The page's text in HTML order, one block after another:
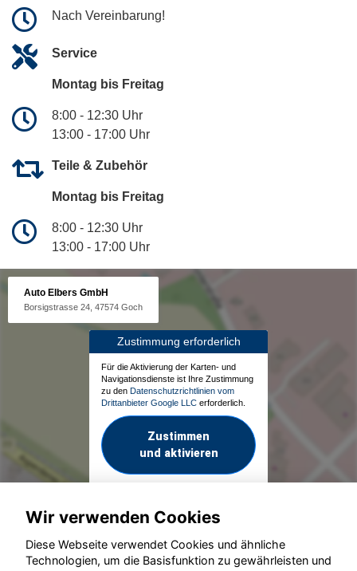
Nach Vereinbarung!
Service
Montag bis Freitag
8:00 - 12:30 Uhr
13:00 - 17:00 Uhr
Teile & Zubehör
Montag bis Freitag
8:00 - 12:30 Uhr
13:00 - 17:00 Uhr
Auto Elbers GmbH
Borsigstrasse 24, 47574 Goch
Zustimmung erforderlich
Für die Aktivierung der Karten- und
Navigationsdienste ist Ihre Zustimmung
zu den Datenschutzrichtlinien vom
Drittanbieter Google LLC erforderlich.
Zustimmen
und aktivieren
Wir verwenden Cookies
Diese Webseite verwendet Cookies und ähnliche
Technologien, um die Basisfunktion zu gewährleisten und